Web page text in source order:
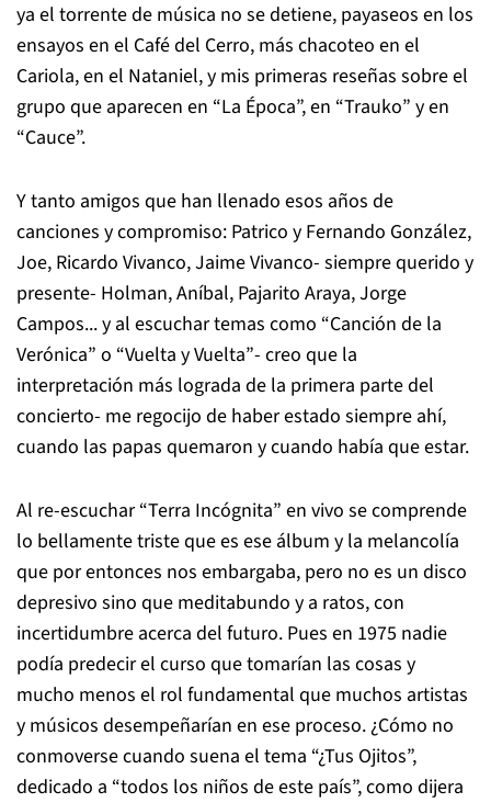
ya el torrente de música no se detiene, payaseos en los
ensayos en el Café del Cerro, más chacoteo en el
Cariola, en el Nataniel, y mis primeras reseñas sobre el
grupo que aparecen en “La Época”, en “Trauko” y en
“Cauce”.
Y tanto amigos que han llenado esos años de
canciones y compromiso: Patrico y Fernando González,
Joe, Ricardo Vivanco, Jaime Vivanco- siempre querido y
presente- Holman, Aníbal, Pajarito Araya, Jorge
Campos... y al escuchar temas como “Canción de la
Verónica” o “Vuelta y Vuelta”- creo que la
interpretación más lograda de la primera parte del
concierto- me regocijo de haber estado siempre ahí,
cuando las papas quemaron y cuando había que estar.
Al re-escuchar “Terra Incógnita” en vivo se comprende
lo bellamente triste que es ese álbum y la melancolía
que por entonces nos embargaba, pero no es un disco
depresivo sino que meditabundo y a ratos, con
incertidumbre acerca del futuro. Pues en 1975 nadie
podía predecir el curso que tomarían las cosas y
mucho menos el rol fundamental que muchos artistas
y músicos desempeñarían en ese proceso. ¿Cómo no
conmoverse cuando suena el tema “¿Tus Ojitos”,
dedicado a “todos los niños de este país”, como dijera